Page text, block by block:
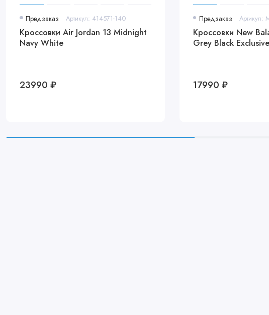
Предзаказ Артикул: 414571-140
Кроссовки Air Jordan 13 Midnight
Navy White
23990 ₽
Предзаказ Артикул:
Кроссовки New
Grey Black Exclusive
17990 ₽